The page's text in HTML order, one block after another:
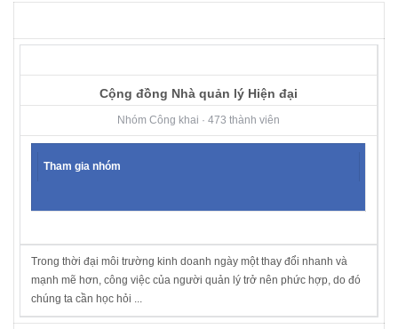
Cộng đồng Nhà quản lý Hiện đại
Nhóm Công khai · 473 thành viên
Tham gia nhóm
Trong thời đại môi trường kinh doanh ngày một thay đổi nhanh và
mạnh mẽ hơn, công việc của người quản lý trở nên phức hợp, do đó
chúng ta cần học hỏi ...